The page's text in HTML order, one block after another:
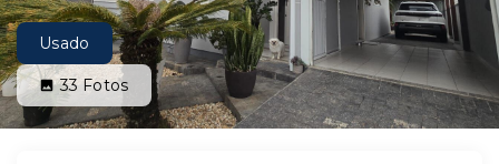
Usado
33 Fotos